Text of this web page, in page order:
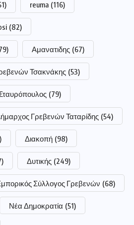
reuma (116)
(82)
Αμανατιδης (67)
Τσακνάκης (53)
(79)
Γρεβενών Ταταρίδης (54)
Διακοπή (98)
Δυτικής (249)
Σύλλογος Γρεβενών (68)
Νέα Δημοκρατία (51)